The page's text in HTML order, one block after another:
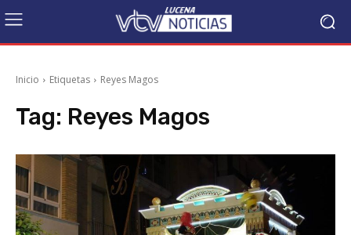
Inicio Etiquetas Reyes Magos
Tag: Reyes Magos